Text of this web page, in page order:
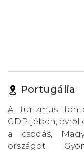
Portugália
A turizmus
GDP-jében,
a csodás,
országot.